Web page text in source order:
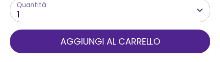
Quantità
1
AGGIUNGI AL CARRELLO